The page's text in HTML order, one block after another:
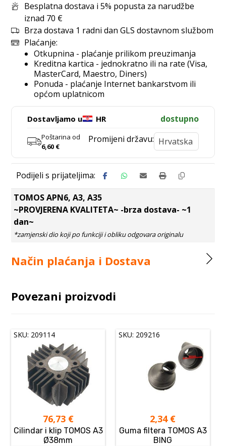
Besplatna dostava i 5% popusta za narudžbe
iznad 70 €
Brza dostava 1 radni dan GLS dostavnom službom
Plaćanje:
Otkupnina - plaćanje prilikom preuzimanja
Kreditna kartica - jednokratno ili na rate (Visa,
MasterCard, Maestro, Diners)
Ponuda - plaćanje Internet bankarstvom ili
općom uplatnicom
Dostavljamo u HR dostupno
Poštarina od
6,60 €
Promijeni državu:
TOMOS APN6, A3, A35
~PROVJERENA KVALITETA~ -brza dostava- ~1
dan~
Način plaćanja i Dostava
Povezani proizvodi
SKU: 209114
76,73 €
Cilindar i klip TOMOS A3
Ø38mm
SKU: 209216
2,34 €
Guma filtera TOMOS A3
BING